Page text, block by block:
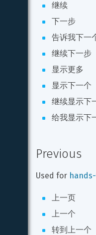
继续
下一步
告诉我下一
继续下一步
显示更多
显示下一个
继续显示下
给我显示下
Previous
Used for
上一页
上一个
转到上一个